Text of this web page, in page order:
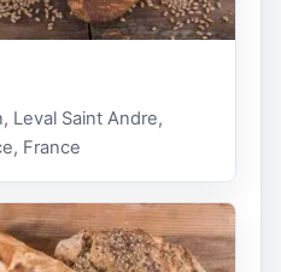
Leval Saint Andre,
France